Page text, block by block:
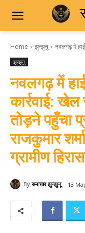
Home झुन्झुनू नवलगढ़ में
झुन्झुनू
नवलगढ़ में
कार्रवाई: खेल
तोड़ने पहुँचा
राजकुमार
ग्रामीण
By समाचार झुन्झुनू 13